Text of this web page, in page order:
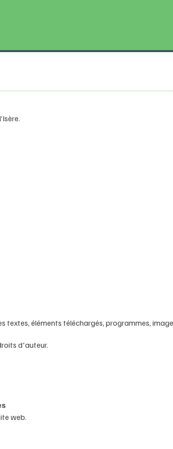
éléments téléchargés, programmes,
d'auteur.
web.